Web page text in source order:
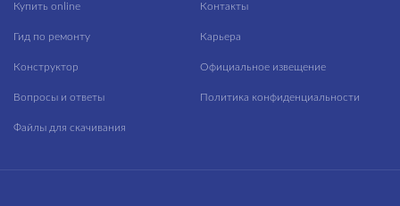
Купить online
Гид по ремонту
Конструктор
Вопросы и ответы
Файлы для скачивания
Контакты
Карьера
Официальное извещение
Политика конфиденциальности